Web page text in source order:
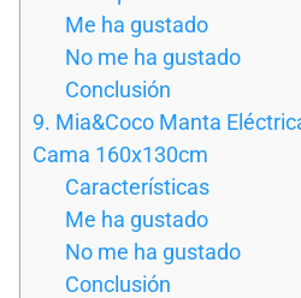
Me ha gustado
No me ha gustado
Conclusión
9. Mia&Coco Manta
Cama 160x130cm
Características
Me ha gustado
No me ha gustado
Conclusión